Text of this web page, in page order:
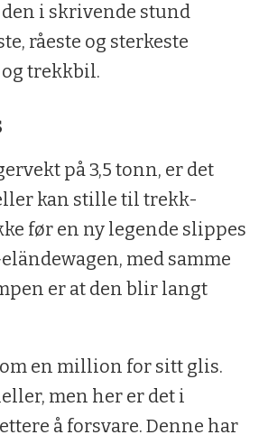
i skrivende stund
råeste og sterkeste
trekkbil.
på 3,5 tonn, er det
kan stille til trekk-
før en ny legende slippes
med samme
er at den blir langt
om en million for sitt glis.
men her er det i
å forsvare. Denne har